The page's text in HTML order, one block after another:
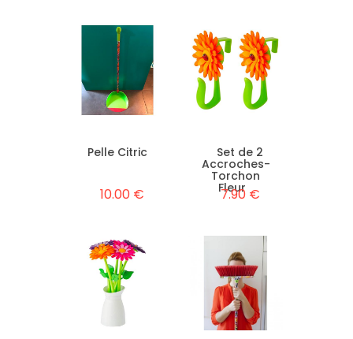
Pelle Citric
10.00 €
Set de 2
Accroches-
Torchon
Fleur
7.90 €